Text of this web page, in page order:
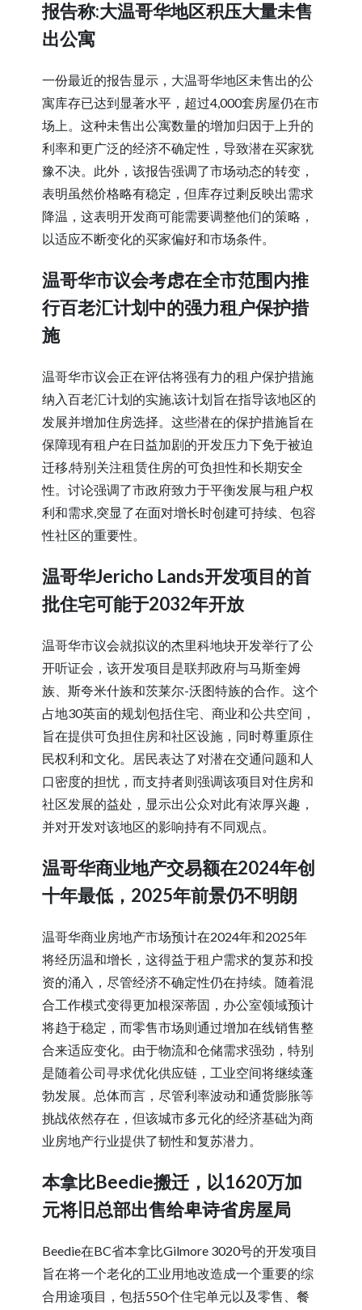
报告称:大温哥华地区积压大量未售
出公寓
一份最近的报告显示，大温哥华地区未售出的公
寓库存已达到显著水平，超过4,000套房屋仍在市
场上。这种未售出公寓数量的增加归因于上升的
利率和更广泛的经济不确定性，导致潜在买家犹
豫不决。此外，该报告强调了市场动态的转变，
表明虽然价格略有稳定，但库存过剩反映出需求
降温，这表明开发商可能需要调整他们的策略，
以适应不断变化的买家偏好和市场条件。
温哥华市议会考虑在全市范围内推
行百老汇计划中的强力租户保护措
施
温哥华市议会正在评估将强有力的租户保护措施
纳入百老汇计划的实施,该计划旨在指导该地区的
发展并增加住房选择。这些潜在的保护措施旨在
保障现有租户在日益加剧的开发压力下免于被迫
迁移,特别关注租赁住房的可负担性和长期安全
性。讨论强调了市政府致力于平衡发展与租户权
利和需求,突显了在面对增长时创建可持续、包容
性社区的重要性。
温哥华Jericho Lands开发项目的首
批住宅可能于2032年开放
温哥华市议会就拟议的杰里科地块开发举行了公
开听证会，该开发项目是联邦政府与马斯奎姆
族、斯夸米什族和茨莱尔-沃图特族的合作。这个
占地30英亩的规划包括住宅、商业和公共空间，
旨在提供可负担住房和社区设施，同时尊重原住
民权利和文化。居民表达了对潜在交通问题和人
口密度的担忧，而支持者则强调该项目对住房和
社区发展的益处，显示出公众对此有浓厚兴趣，
并对开发对该地区的影响持有不同观点。
温哥华商业地产交易额在2024年创
十年最低，2025年前景仍不明朗
温哥华商业房地产市场预计在2024年和2025年
将经历温和增长，这得益于租户需求的复苏和投
资的涌入，尽管经济不确定性仍在持续。随着混
合工作模式变得更加根深蒂固，办公室领域预计
将趋于稳定，而零售市场则通过增加在线销售整
合来适应变化。由于物流和仓储需求强劲，特别
是随着公司寻求优化供应链，工业空间将继续蓬
勃发展。总体而言，尽管利率波动和通货膨胀等
挑战依然存在，但该城市多元化的经济基础为商
业房地产行业提供了韧性和复苏潜力。
本拿比Beedie搬迁，以1620万加
元将旧总部出售给卑诗省房屋局
Beedie在BC省本拿比Gilmore 3020号的开发项目
旨在将一个老化的工业用地改造成一个重要的综
合用途项目，包括550个住宅单元以及零售、餐